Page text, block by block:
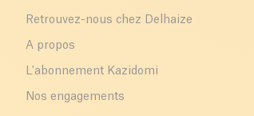
Retrouvez-nous chez Delhaize
A propos
L'abonnement Kazidomi
Nos engagements